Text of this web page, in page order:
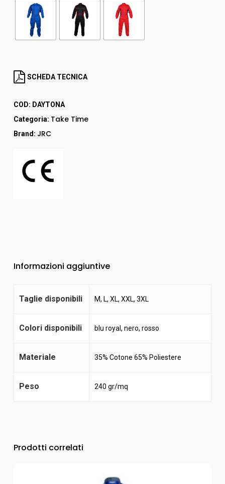
SCHEDA TECNICA
COD: DAYTONA
Categoria: Take Time
Brand: JRC
Informazioni aggiuntive
Taglie disponibili M, L, XL, XXL, 3XL
Colori disponibili blu royal, nero, rosso
Materiale 35% Cotone 65% Poliestere
Peso 240 gr/mq
Prodotti correlati